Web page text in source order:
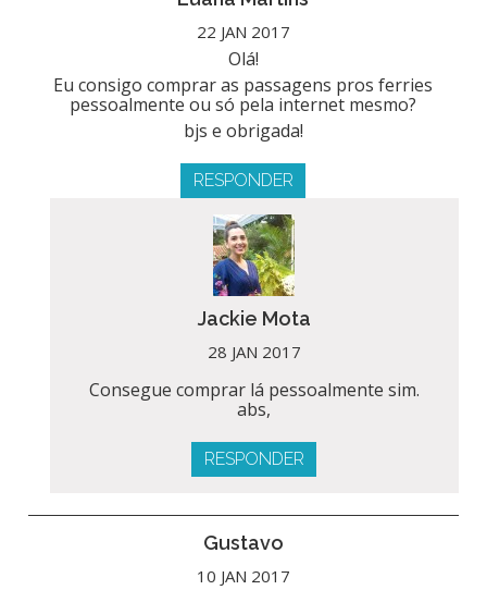
22 JAN 2017
Olá!
Eu consigo comprar as passagens pros ferries
pessoalmente ou só pela internet mesmo?
bjs e obrigada!
RESPONDER
Jackie Mota
28 JAN 2017
Consegue comprar lá pessoalmente sim.
abs,
RESPONDER
Gustavo
10 JAN 2017